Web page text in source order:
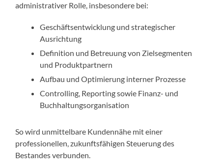
administrativer Rolle, insbesondere bei:
Geschäftsentwicklung und strategischer
Ausrichtung
Definition und Betreuung von Zielsegmenten
und Produktpartnern
Aufbau und Optimierung interner Prozesse
Controlling, Reporting sowie Finanz- und
Buchhaltungsorganisation
So wird unmittelbare Kundennähe mit einer
professionellen, zukunftsfähigen Steuerung des
Bestandes verbunden.